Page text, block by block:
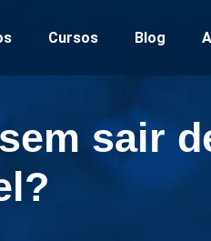
Cursos Blog
sair